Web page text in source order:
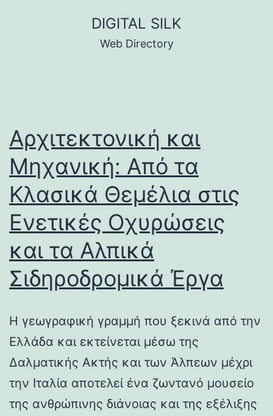
DIGITAL SILK
Web Directory
Αρχιτεκτονική και
Μηχανική: Από τα
Κλασικά Θεμέλια στις
Ενετικές Οχυρώσεις
και τα Αλπικά
Σιδηροδρομικά Έργα
Η γεωγραφική γραμμή που ξεκινά από την
Ελλάδα και εκτείνεται μέσω της
Δαλματικής Ακτής και των Άλπεων μέχρι
την Ιταλία αποτελεί ένα ζωντανό μουσείο
της ανθρώπινης διάνοιας και της εξέλιξης